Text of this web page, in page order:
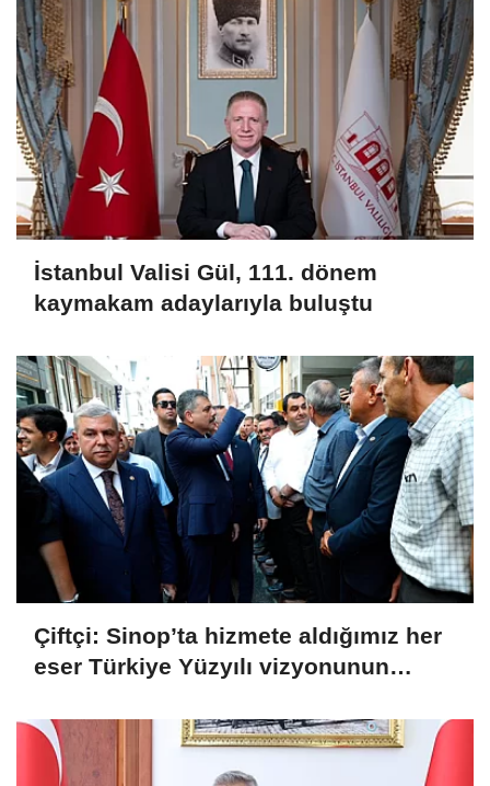
İstanbul Valisi Gül, 111. dönem
kaymakam adaylarıyla buluştu
Çiftçi: Sinop’ta hizmete aldığımız her
eser Türkiye Yüzyılı vizyonunun